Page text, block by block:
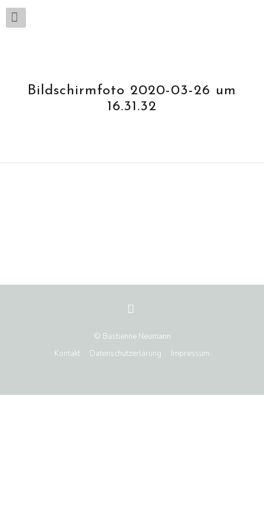
Bildschirmfoto 2020-03-26 um
16.31.32
© Bastienne Neumann
Kontakt
Datenschutzerlärung Impressum